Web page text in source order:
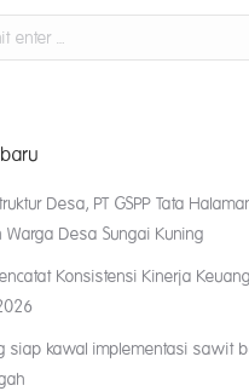
Desa, PT GSPP Tata
Warga Desa Sungai Kuning
Konsistensi Kinerja
siap kawal implementasi sawit